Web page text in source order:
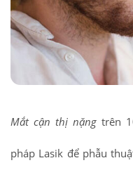
Mắt cận thị nặng trên
pháp Lasik để phẫu